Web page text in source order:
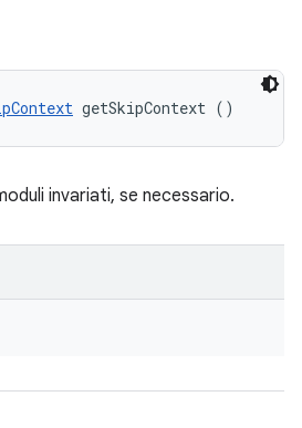
getSkipContext ()
invariati, se necessario.